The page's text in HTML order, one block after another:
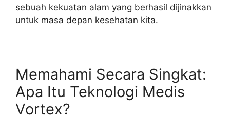
sebuah kekuatan alam yang berhasil dijinakkan
untuk masa depan kesehatan kita.
Memahami Secara Singkat:
Apa Itu Teknologi Medis
Vortex?